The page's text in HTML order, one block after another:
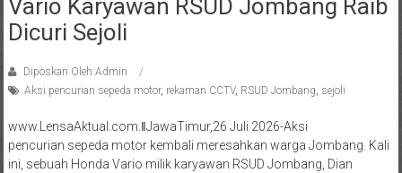
Vario Karyawan RSUD Jombang Raib
Dicuri Sejoli
Diposkan Oleh:Admin
Aksi pencurian sepeda motor, rekaman CCTV, RSUD Jombang, sejoli
www.LensaAktual.com.ǁJawaTimur,26 Juli 2026-Aksi
pencurian sepeda motor kembali meresahkan warga Jombang. Kali
ini, sebuah Honda Vario milik karyawan RSUD Jombang, Dian